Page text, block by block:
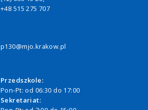
+48 515 275 707
p130@mjo.krakow.pl
Przedszkole:
Pon-Pt: od 06:30 do 17:00
Sekretariat: